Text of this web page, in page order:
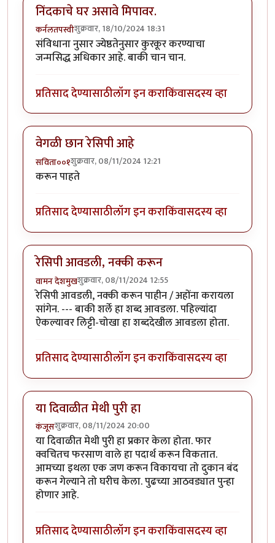
निंदकाचे घर असावे मिपावर.
कर्नलतपस्वीशुक्रवार, 18/10/2024 18:31
संविधाना नुसार ज्येष्ठतेनुसार कुरकूर करण्याचा
जन्मसिद्ध अधिकार आहे. बाकी चान चान.
प्रतिसाद देण्यासाठीलॉग इन कराकिंवासदस्य व्हा
वेगळी छान रेसिपी आहे
सविता००१शुक्रवार, 08/11/2024 12:21
करून पाहते
प्रतिसाद देण्यासाठीलॉग इन कराकिंवासदस्य व्हा
रेसिपी आवडली, नक्की करून
वामन देशमुखशुक्रवार, 08/11/2024 12:55
रेसिपी आवडली, नक्की करून पाहीन / अहोंना करायला
सांगेन. --- बाकी शर्ले हा शब्द आवडला. पहिल्यांदा
ऐकल्यावर लिट्टी-चोखा हा शब्ददेखील आवडला होता.
प्रतिसाद देण्यासाठीलॉग इन कराकिंवासदस्य व्हा
या दिवाळीत मेथी पुरी हा
कंजूसशुक्रवार, 08/11/2024 20:00
या दिवाळीत मेथी पुरी हा प्रकार केला होता. फार
क्वचितच फरसाण वाले हा पदार्थ करून विकतात.
आमच्या इथला एक जण करून विकायचा तो दुकान बंद
करून गेल्याने तो घरीच केला. पुढच्या आठवड्यात पुन्हा
होणार आहे.
प्रतिसाद देण्यासाठीलॉग इन कराकिंवासदस्य व्हा